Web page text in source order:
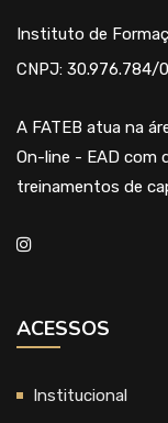
Instituto de
CNPJ: 30.976.784/
A FATEB atua na
On-line - EAD com
treinamentos de
ACESSOS
Institucional